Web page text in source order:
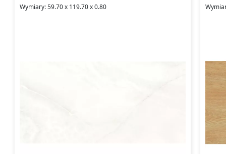
Wymiary: 59.70 x 119.70 x 0.80